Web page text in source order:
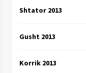
Shtator 2013
Gusht 2013
Korrik 2013